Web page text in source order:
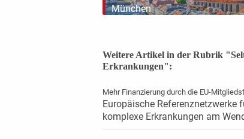
München
Weitere Artikel in der Rubrik
Erkrankungen":
Mehr Finanzierung durch die EU-
Europäische Referenznetzwerke
komplexe Erkrankungen am